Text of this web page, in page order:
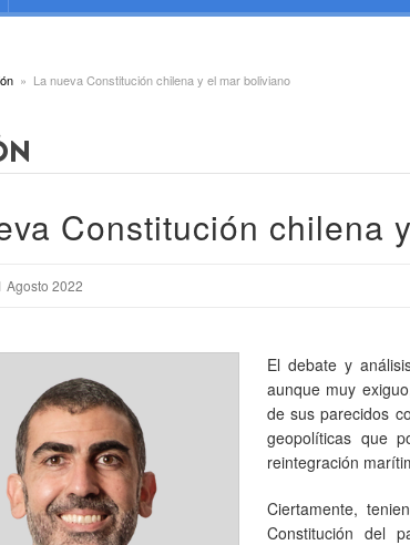
La nueva Constitución chilena y el mar boliviano
Constitución chilena
Agosto 2022
El debate y
aunque muy
de sus parecidos
geopolíticas que
reintegración
Ciertamente,
Constitución del